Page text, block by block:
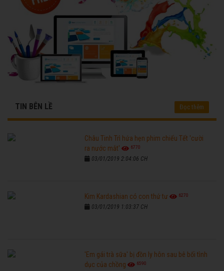
TIN BÊN LỀ Đọc thêm
Châu Tinh Trì hứa hẹn phim chiếu Tết 'cười
ra nước mắt'
6770
03/01/2019 2:04:06 CH
Kim Kardashian có con thứ tư 6270
03/01/2019 1:03:37 CH
'Em gái trà sữa' bị đồn ly hôn sau bê bối tình
dục của chồng
6590